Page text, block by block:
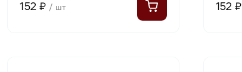
152 ₽ / шт 152 ₽